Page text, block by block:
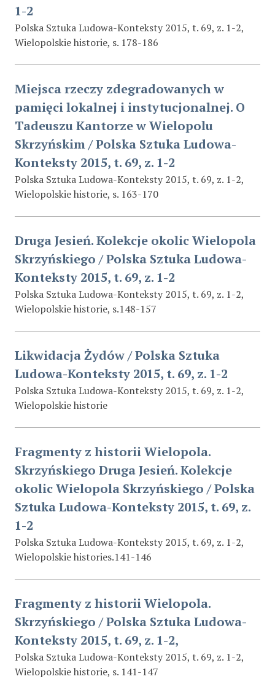
1-2
Polska Sztuka Ludowa-Konteksty 2015, t. 69, z. 1-2,
Wielopolskie historie, s. 178-186
Miejsca rzeczy zdegradowanych w
pamięci lokalnej i instytucjonalnej. O
Tadeuszu Kantorze w Wielopolu
Skrzyńskim / Polska Sztuka Ludowa-
Konteksty 2015, t. 69, z. 1-2
Polska Sztuka Ludowa-Konteksty 2015, t. 69, z. 1-2,
Wielopolskie historie, s. 163-170
Druga Jesień. Kolekcje okolic Wielopola
Skrzyńskiego / Polska Sztuka Ludowa-
Konteksty 2015, t. 69, z. 1-2
Polska Sztuka Ludowa-Konteksty 2015, t. 69, z. 1-2,
Wielopolskie historie, s.148-157
Likwidacja Żydów / Polska Sztuka
Ludowa-Konteksty 2015, t. 69, z. 1-2
Polska Sztuka Ludowa-Konteksty 2015, t. 69, z. 1-2,
Wielopolskie historie
Fragmenty z historii Wielopola.
Skrzyńskiego Druga Jesień. Kolekcje
okolic Wielopola Skrzyńskiego / Polska
Sztuka Ludowa-Konteksty 2015, t. 69, z.
1-2
Polska Sztuka Ludowa-Konteksty 2015, t. 69, z. 1-2,
Wielopolskie histories.141-146
Fragmenty z historii Wielopola.
Skrzyńskiego / Polska Sztuka Ludowa-
Konteksty 2015, t. 69, z. 1-2,
Polska Sztuka Ludowa-Konteksty 2015, t. 69, z. 1-2,
Wielopolskie historie, s. 141-147